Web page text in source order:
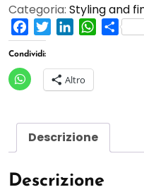
spray
illuminante
a
tenuta
forte
quantità
Categoria: Styling and
Facebook
TwitterLinkedIn
Condividi:
Altro
Descrizione
Descrizione